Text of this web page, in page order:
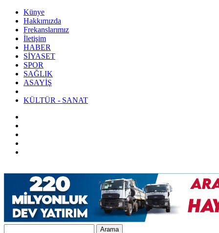
Künye
Hakkımızda
Frekanslarımız
İletişim
HABER
SİYASET
SPOR
SAĞLIK
ASAYİŞ
KÜLTÜR - SANAT